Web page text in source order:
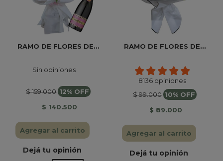
RAMO DE FLORES DE...
Sin opiniones
$ 159.000 12% OFF
$ 140.500
Agregar al carrito
Dejá tu opinión
RAMO DE FLORES DE...
8136 opiniones
$ 99.000 10% OFF
$ 89.000
Agregar al carrito
Dejá tu opinión